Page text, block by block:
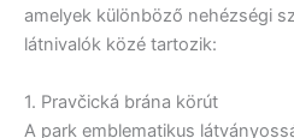
amelyek különböző nehézségi
látnivalók közé tartozik:
1. Pravčická brána körút
A park emblematikus